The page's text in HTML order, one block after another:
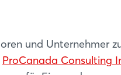
und Unternehmer
ProCanada Consulting